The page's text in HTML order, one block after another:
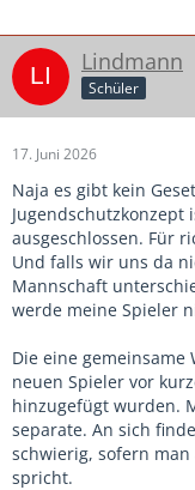
Lindmann
Schüler
17. Juni 2026
Naja es gibt kein
Jugendschutzkonzept
ausgeschlossen. Für
Und falls wir uns da
Mannschaft
werde meine Spieler
Die eine
neuen Spieler vor
hinzugefügt wurden.
separate. An sich
schwierig, sofern
spricht.